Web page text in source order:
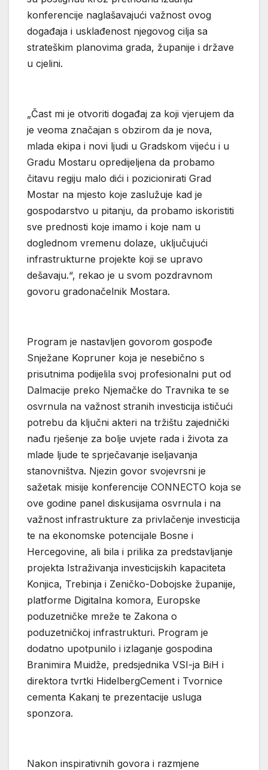
konferencije naglašavajući važnost ovog
događaja i usklađenost njegovog cilja sa
strateškim planovima grada, županije i države
u cjelini.
„Čast mi je otvoriti događaj za koji vjerujem da
je veoma značajan s obzirom da je nova,
mlada ekipa i novi ljudi u Gradskom vijeću i u
Gradu Mostaru opredijeljena da probamo
čitavu regiju malo dići i pozicionirati Grad
Mostar na mjesto koje zaslužuje kad je
gospodarstvo u pitanju, da probamo iskoristiti
sve prednosti koje imamo i koje nam u
doglednom vremenu dolaze, uključujući
infrastrukturne projekte koji se upravo
dešavaju.“, rekao je u svom pozdravnom
govoru gradonačelnik Mostara.
Program je nastavljen govorom gospođe
Snježane Kopruner koja je nesebično s
prisutnima podijelila svoj profesionalni put od
Dalmacije preko Njemačke do Travnika te se
osvrnula na važnost stranih investicija ističući
potrebu da ključni akteri na tržištu zajednički
nađu rješenje za bolje uvjete rada i života za
mlade ljude te sprječavanje iseljavanja
stanovništva. Njezin govor svojevrsni je
sažetak misije konferencije CONNECTO koja se
ove godine panel diskusijama osvrnula i na
važnost infrastrukture za privlačenje investicija
te na ekonomske potencijale Bosne i
Hercegovine, ali bila i prilika za predstavljanje
projekta Istraživanja investicijskih kapaciteta
Konjica, Trebinja i Zeničko-Dobojske županije,
platforme Digitalna komora, Europske
poduzetničke mreže te Zakona o
poduzetničkoj infrastrukturi. Program je
dodatno upotpunilo i izlaganje gospodina
Branimira Muidže, predsjednika VSI-ja BiH i
direktora tvrtki HidelbergCement i Tvornice
cementa Kakanj te prezentacije usluga
sponzora.
Nakon inspirativnih govora i razmjene